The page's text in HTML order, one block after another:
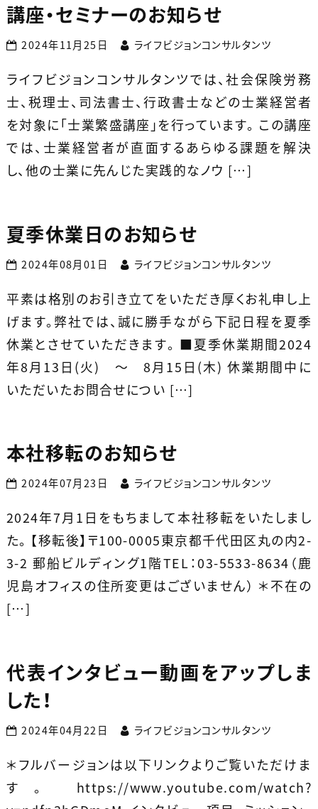
講座・セミナーのお知らせ
2024年11月25日 ライフビジョンコンサルタンツ
ライフビジョンコンサルタンツでは、社会保険労務
士、税理士、司法書士、行政書士などの士業経営者
を対象に「士業繁盛講座」を行っています。 この講座
では、士業経営者が直面するあらゆる課題を解決
し、他の士業に先んじた実践的なノウ […]
夏季休業日のお知らせ
2024年08月01日 ライフビジョンコンサルタンツ
平素は格別のお引き立てをいただき厚くお礼申し上
げます。弊社では、誠に勝手ながら下記日程を夏季
休業とさせていただきます。 ■夏季休業期間2024
年8月13日(火) ～ 8月15日(木) 休業期間中に
いただいたお問合せについ […]
本社移転のお知らせ
2024年07月23日 ライフビジョンコンサルタンツ
2024年7月1日をもちまして本社移転をいたしまし
た。 【移転後】〒100-0005東京都千代田区丸の内2-
3-2 郵船ビルディング1階TEL：03-5533-8634（鹿
児島オフィスの住所変更はございません） ＊不在の
[…]
代表インタビュー動画をアップしま
した！
2024年04月22日 ライフビジョンコンサルタンツ
＊フルバージョンは以下リンクよりご覧いただけま
す。 https://www.youtube.com/watch?